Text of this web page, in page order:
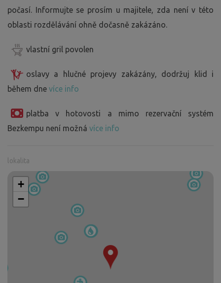
počasí. Informujte se prosím u majitele, zda není v této
oblasti rozdělávání ohně dočasně zakázáno.
vlastní gril povolen
oslavy a hlučné projevy zakázány, dodržuj klid i
během dne více info
platba v hotovosti a mimo rezervační systém
Bezkempu není možná více info
lokalita
+
−